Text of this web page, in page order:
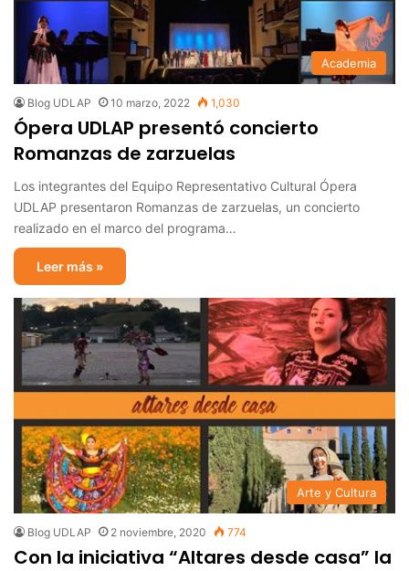
Academia
Blog UDLAP 10 marzo, 2022 1,030
Ópera UDLAP presentó concierto
Romanzas de zarzuelas
Los integrantes del Equipo Representativo Cultural Ópera
UDLAP presentaron Romanzas de zarzuelas, un concierto
realizado en el marco del programa…
Leer más »
Arte y Cultura
Blog UDLAP 2 noviembre, 2020 774
Con la iniciativa “Altares desde casa” la